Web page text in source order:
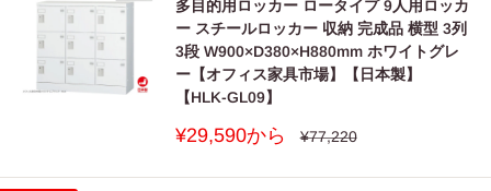
多目的用ロッカー ロータイプ 9人用ロッカ
ー スチールロッカー 収納 完成品 横型 3列
3段 W900×D380×H880mm ホワイトグレ
ー【オフィス家具市場】【日本製】
【HLK-GL09】
販
価
¥29,590から
通
格
¥77,220